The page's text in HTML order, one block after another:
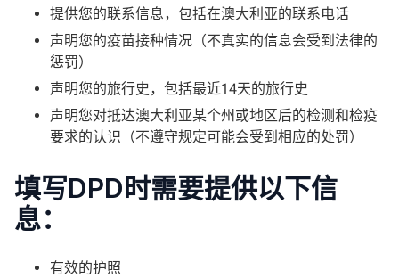
提供您的联系信息，包括在澳大利亚的联系电话
声明您的疫苗接种情况（不真实的信息会受到法律的
惩罚）
声明您的旅行史，包括最近14天的旅行史
声明您对抵达澳大利亚某个州或地区后的检测和检疫
要求的认识（不遵守规定可能会受到相应的处罚）
填写DPD时需要提供以下信
息：
有效的护照